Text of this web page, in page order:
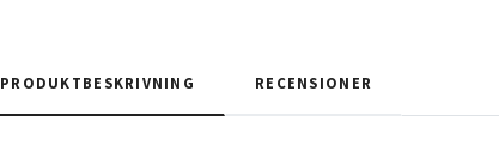
PRODUKTBESKRIVNING RECENSIONER